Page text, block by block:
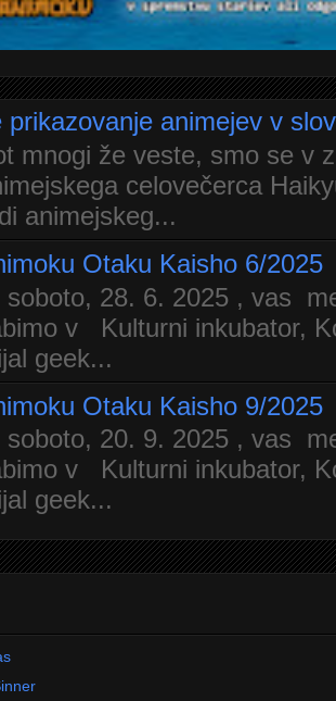
prikazovanje animejev v
mnogi že veste, smo se v
celovečerca
animejskeg...
Otaku Kaisho 6/2025
28. 6. 2025 , vas
v Kulturni inkubator,
geek...
Otaku Kaisho 9/2025
20. 9. 2025 , vas
v Kulturni inkubator,
geek...